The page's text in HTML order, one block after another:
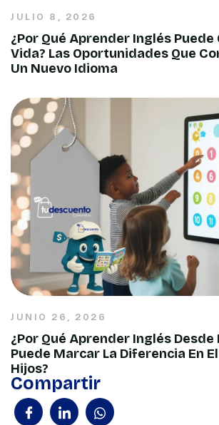
JULIO 8, 2026
¿Por Qué Aprender Inglés Puede
Vida? Las Oportunidades Que
Un Nuevo Idioma
JUNIO 26, 2026
¿Por Qué Aprender Inglés Desde
Puede Marcar La Diferencia En
Hijos?
Compartir